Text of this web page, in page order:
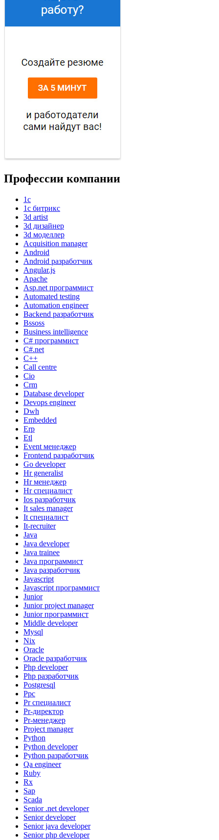
Профессии компании
1с
1с битрикс
3d artist
3d дизайнер
3d моделлер
Acquisition manager
Android
Android разработчик
Angular.js
Apache
Asp.net программист
Automated testing
Automation engineer
Backend разработчик
Bssoss
Business intelligence
C# программист
C#.net
C++
Call centre
Cio
Crm
Database developer
Devops engineer
Dwh
Embedded
Erp
Etl
Event менеджер
Frontend разработчик
Go developer
Hr generalist
Hr менеджер
Hr специалист
Ios разработчик
It sales manager
It специалист
It-recruiter
Java
Java developer
Java trainee
Java программист
Java разработчик
Javascript
Javascript программист
Junior
Junior project manager
Junior программист
Middle developer
Mysql
Nix
Oracle
Oracle разработчик
Php developer
Php разработчик
Postgresql
Ppc
Pr специалист
Pr-директор
Pr-менеджер
Project manager
Python
Python developer
Python разработчик
Qa engineer
Ruby
Rx
Sap
Scada
Senior .net developer
Senior developer
Senior java developer
Senior php developer